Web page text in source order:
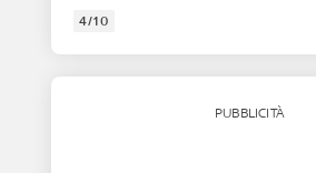
4/10
PUBBLICITÀ